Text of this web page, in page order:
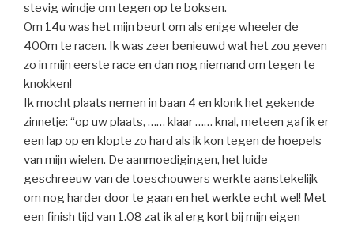
stevig windje om tegen op te boksen.
Om 14u was het mijn beurt om als enige wheeler de
400m te racen. Ik was zeer benieuwd wat het zou geven
zo in mijn eerste race en dan nog niemand om tegen te
knokken!
Ik mocht plaats nemen in baan 4 en klonk het gekende
zinnetje: “op uw plaats, …… klaar …… knal, meteen gaf ik er
een lap op en klopte zo hard als ik kon tegen de hoepels
van mijn wielen. De aanmoedigingen, het luide
geschreeuw van de toeschouwers werkte aanstekelijk
om nog harder door te gaan en het werkte echt wel! Met
een finish tijd van 1.08 zat ik al erg kort bij mijn eigen